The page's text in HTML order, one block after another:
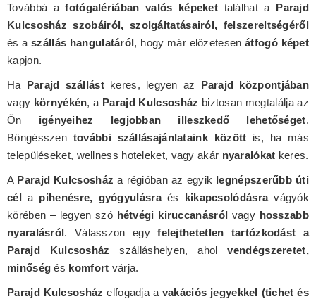
Továbbá afotógalériában valós képeket találhat a Parajd
Kulcsosház szobáiról, szolgáltatásairól, felszereltségéről
és aszállás hangulatáról, hogy már előzetesenátfogó képet
kapjon.
Ha Parajd szállástkeres, legyen az Parajd központjában
vagy környékén, a Parajd Kulcsosház biztosan megtalálja az
Ön igényeihez legjobban illeszkedő lehetőséget.
Böngésszen további szállásajánlataink között is, ha más
településeket, wellness hoteleket, vagy akár nyaralókat keres.
A Parajd Kulcsosház a régióban az egyik legnépszerűbb úti
cél a pihenésre, gyógyulásraés kikapcsolódásravágyók
körében – legyen szó hétvégi kiruccanásról vagy hosszabb
nyaralásról. Válasszon egyfelejthetetlen tartózkodást a
Parajd Kulcsosház szálláshelyen, aholvendégszeretet,
minőség és komfort várja.
Parajd Kulcsosház elfogadja a vakációs jegyekkel (tichet és